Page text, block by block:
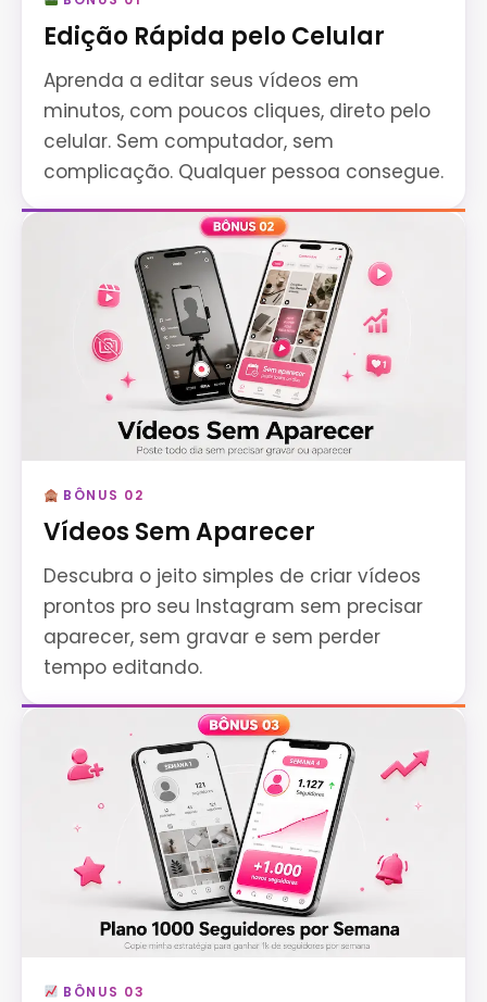
Edição Rápida pelo Celular
Aprenda a editar seus vídeos em
minutos, com poucos cliques, direto pelo
celular. Sem computador, sem
complicação. Qualquer pessoa consegue.
BÔNUS 02
Vídeos Sem Aparecer
Descubra o jeito simples de criar vídeos
prontos pro seu Instagram sem precisar
aparecer, sem gravar e sem perder
tempo editando.
BÔNUS 03